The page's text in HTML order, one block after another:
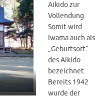
Aikido zur
Vollendung.
Somit wird
Iwama auch als
„Geburtsort“
des Aikido
bezeichnet.
Bereits 1942
wurde der